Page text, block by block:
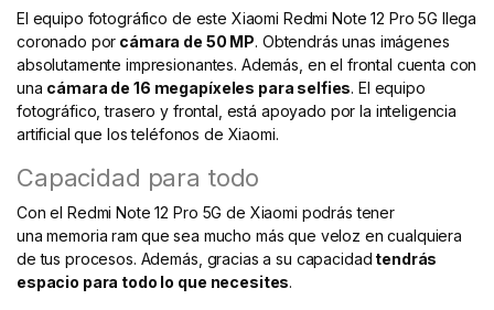
El equipo fotográfico de este Xiaomi Redmi Note 12 Pro 5G llega
coronado por cámara de 50 MP. Obtendrás unas imágenes
absolutamente impresionantes. Además, en el frontal cuenta con
una cámara de 16 megapíxeles para selfies. El equipo
fotográfico, trasero y frontal, está apoyado por la inteligencia
artificial que los teléfonos de Xiaomi.
Capacidad para todo
Con el Redmi Note 12 Pro 5G de Xiaomi podrás tener
una memoria ram que sea mucho más que veloz en cualquiera
de tus procesos. Además, gracias a su capacidad tendrás
espacio para todo lo que necesites.